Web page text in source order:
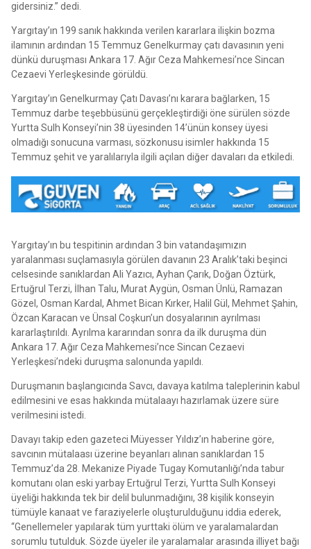
gidersiniz.” dedi.
Yargıtay’ın 199 sanık hakkında verilen kararlara ilişkin bozma
ilamının ardından 15 Temmuz Genelkurmay çatı davasının yeni
dünkü duruşması Ankara 17. Ağır Ceza Mahkemesi’nce Sincan
Cezaevi Yerleşkesinde görüldü.
Yargıtay’ın Genelkurmay Çatı Davası’nı karara bağlarken, 15
Temmuz darbe teşebbüsünü gerçekleştirdiği öne sürülen sözde
Yurtta Sulh Konseyi’nin 38 üyesinden 14’ünün konsey üyesi
olmadığı sonucuna varması, sözkonusu isimler hakkında 15
Temmuz şehit ve yaralılarıyla ilgili açılan diğer davaları da etkiledi.
Yargıtay’ın bu tespitinin ardından 3 bin vatandaşımızın
yaralanması suçlamasıyla görülen davanın 23 Aralık’taki beşinci
celsesinde sanıklardan Ali Yazıcı, Ayhan Çarık, Doğan Öztürk,
Ertuğrul Terzi, İlhan Talu, Murat Aygün, Osman Ünlü, Ramazan
Gözel, Osman Kardal, Ahmet Bican Kırker, Halil Gül, Mehmet Şahin,
Özcan Karacan ve Ünsal Coşkun’un dosyalarının ayrılması
kararlaştırıldı. Ayrılma kararından sonra da ilk duruşma dün
Ankara 17. Ağır Ceza Mahkemesi’nce Sincan Cezaevi
Yerleşkesi’ndeki duruşma salonunda yapıldı.
Duruşmanın başlangıcında Savcı, davaya katılma taleplerinin kabul
edilmesini ve esas hakkında mütalaayı hazırlamak üzere süre
verilmesini istedi.
Davayı takip eden gazeteci Müyesser Yıldız’ın haberine göre,
savcının mütalaası üzerine beyanları alınan sanıklardan 15
Temmuz’da 28. Mekanize Piyade Tugay Komutanlığı’nda tabur
komutanı olan eski yarbay Ertuğrul Terzi, Yurtta Sulh Konseyi
üyeliği hakkında tek bir delil bulunmadığını, 38 kişilik konseyin
tümüyle kanaat ve faraziyelerle oluşturulduğunu iddia ederek,
“Genellemeler yapılarak tüm yurttaki ölüm ve yaralamalardan
sorumlu tutulduk. Sözde üyeler ile yaralamalar arasında illiyet bağı